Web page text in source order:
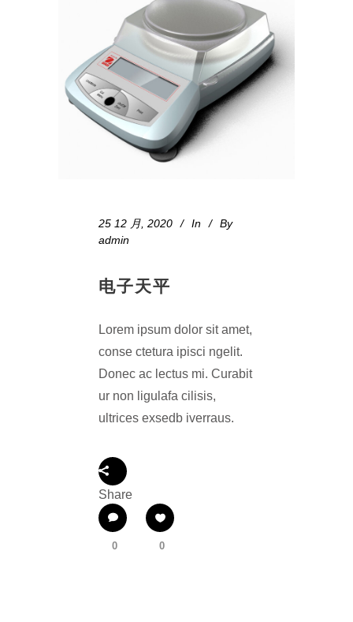
25 12 月, 2020 In
By
admin
电子天平
Lorem ipsum dolor sit amet,
conse ctetura ipisci ngelit.
Donec ac lectus mi. Curabit
ur non ligulafa cilisis,
ultrices exsedb iverraus.
Share
0 0